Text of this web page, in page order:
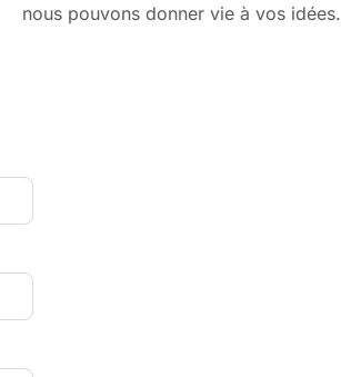
nous pouvons donner vie à vos idées.